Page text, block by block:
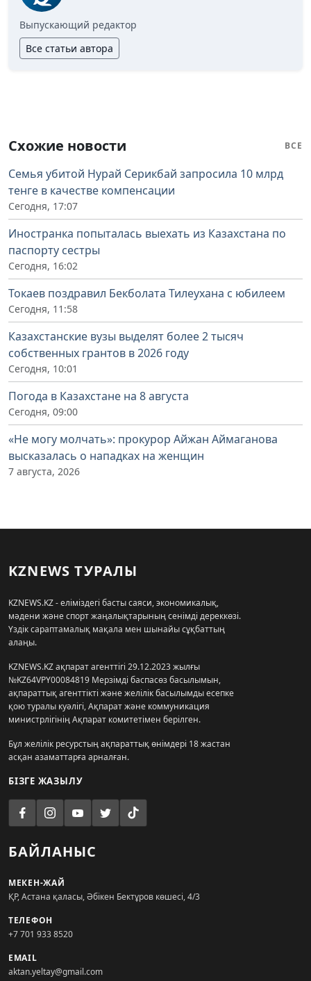
Выпускающий редактор
Все статьи автора
Схожие новости ВСЕ
Семья убитой Нурай Серикбай запросила 10 млрд
тенге в качестве компенсации
Сегодня, 17:07
Иностранка попыталась выехать из Казахстана по
паспорту сестры
Сегодня, 16:02
Токаев поздравил Бекболата Тилеухана с юбилеем
Сегодня, 11:58
Казахстанские вузы выделят более 2 тысяч
собственных грантов в 2026 году
Сегодня, 10:01
Погода в Казахстане на 8 августа
Сегодня, 09:00
«Не могу молчать»: прокурор Айжан Аймаганова
высказалась о нападках на женщин
7 августа, 2026
KZNEWS ТУРАЛЫ
KZNEWS.KZ - еліміздегі басты саяси, экономикалық,
мәдени және спорт жаңалықтарының сенімді дереккөзі.
Үздік сараптамалық мақала мен шынайы сұқбаттың
алаңы.
KZNEWS.KZ ақпарат агенттігі 29.12.2023 жылғы
№KZ64VPY00084819 Мерзімді баспасөз басылымын,
ақпараттық агенттікті және желілік басылымды есепке
қою туралы куәлігі, Ақпарат және коммуникация
министрлігінің Ақпарат комитетімен берілген.
Бұл желілік ресурстың ақпараттық өнімдері 18 жастан
асқан азаматтарға арналған.
БІЗГЕ ЖАЗЫЛУ
БАЙЛАНЫС
МЕКЕН-ЖАЙ
ҚР, Астана қаласы, Әбікен Бектұров көшесі, 4/3
ТЕЛЕФОН
+7 701 933 8520
EMAIL
aktan.yeltay@gmail.com